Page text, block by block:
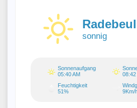
Radebeul
sonnig
Sonnenaufgang
05:40 AM
08:42
Feuchtigkeit
51%
9Km/